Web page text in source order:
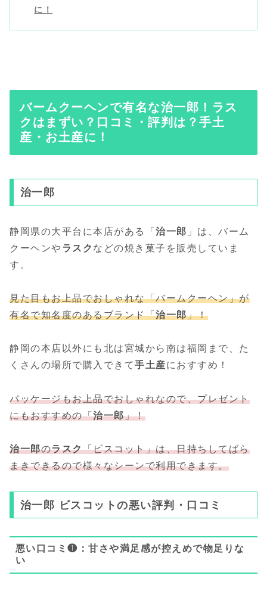
に！
バームクーヘンで有名な治一郎！ラス
クはまずい？口コミ・評判は？手土
産・お土産に！
治一郎
静岡県の大平台に本店がある「 治一郎 」は、バーム
クーヘンやラスク などの焼き菓子を販売していま
す。
見た目もお上品でおしゃれな「バームクーヘン」が
有名で知名度のあるブランド「治一郎」！
静岡の本店以外にも北は宮城から南は福岡まで、た
くさんの場所で購入できて手土産におすすめ！
パッケージもお上品でおしゃれなので、プレゼント
にもおすすめの「治一郎」！
治一郎のラスク「ビスコット」は、日持ちしてばら
まきできるので様々なシーンで利用できます。
治一郎 ビスコットの悪い評判・口コミ
悪い口コミ❶：甘さや満足感が控えめで物足りな
い